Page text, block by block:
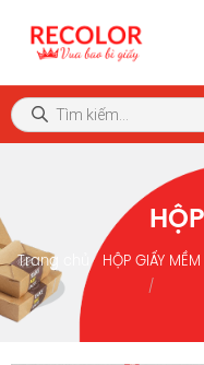
Trang chủ HỘP GIẤY MỀM